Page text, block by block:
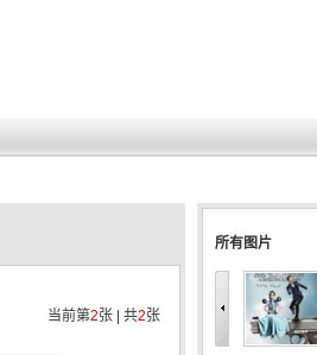
当前第2张 | 共2张
所有图片